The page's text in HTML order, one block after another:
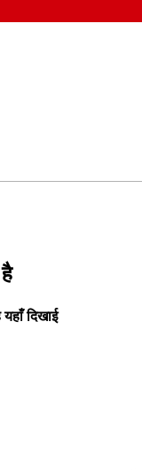
दिखाई